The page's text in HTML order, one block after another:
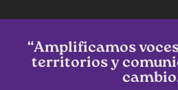
“Amplificamos
territorios y